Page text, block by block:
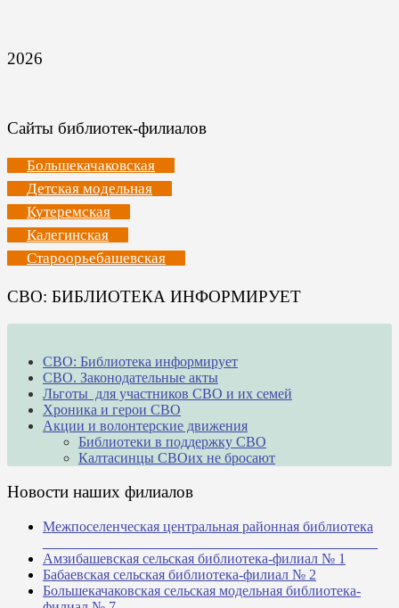
2026
Сайты библиотек-филиалов
Большекачаковская
Детская модельная
Кутеремская
Калегинская
Староорьебашевская
СВО: БИБЛИОТЕКА ИНФОРМИРУЕТ
СВО: Библиотека информирует
СВО. Законодательные акты
Льготы для участников СВО и их семей
Хроника и герои СВО
Акции и волонтерские движения
Библиотеки в поддержку СВО
Калтасинцы СВОих не бросают
Новости наших филиалов
Межпоселенческая центральная районная библиотека
Амзибашевская сельская библиотека-филиал № 1
Бабаевская сельская библиотека-филиал № 2
Большекачаковская сельская модельная библиотека-